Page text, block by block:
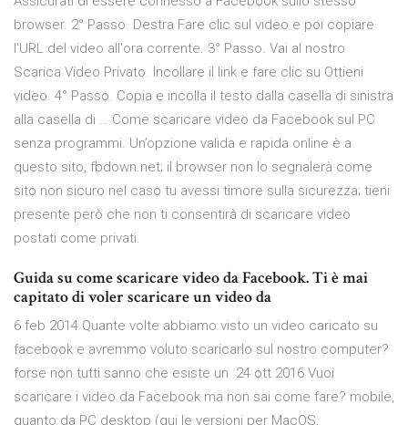
browser. 2° Passo. Destra Fare clic sul video e poi copiare
l'URL del video all'ora corrente. 3° Passo. Vai al nostro
Scarica Video Privato. Incollare il link e fare clic su Ottieni
video. 4° Passo. Copia e incolla il testo dalla casella di sinistra
alla casella di … Come scaricare video da Facebook sul PC
senza programmi. Un’opzione valida e rapida online è a
questo sito, fbdown.net; il browser non lo segnalerà come
sito non sicuro nel caso tu avessi timore sulla sicurezza; tieni
presente però che non ti consentirà di scaricare video
postati come privati.
Guida su come scaricare video da Facebook. Ti è mai
capitato di voler scaricare un video da
6 feb 2014 Quante volte abbiamo visto un video caricato su
facebook e avremmo voluto scaricarlo sul nostro computer?
forse non tutti sanno che esiste un 24 ott 2016 Vuoi
scaricare i video da Facebook ma non sai come fare? mobile,
quanto da PC desktop (qui le versioni per MacOS,